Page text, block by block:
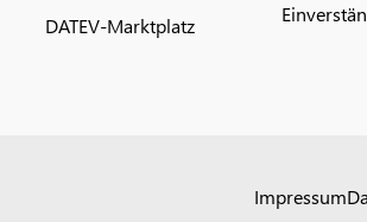
DATEV-Marktplatz
Impressum